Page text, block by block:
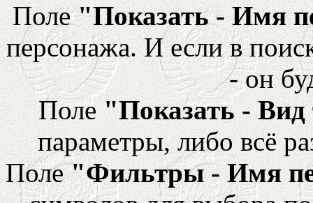
Поле"Показать - Имя
персонажа. И если в
- он
Поле "Показать -
параметры, либо всё
Поле"Фильтры - Имя